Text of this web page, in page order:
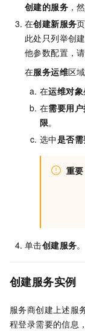
创建的服务 ，
在创建新服务
此处只列举创建
他参数配置，
在服务运维区
在运维对象
在需要用
限。
选中是否
重要
单击创建服务。
创建服务实例
服务商创建上述服
程登录需要的信息